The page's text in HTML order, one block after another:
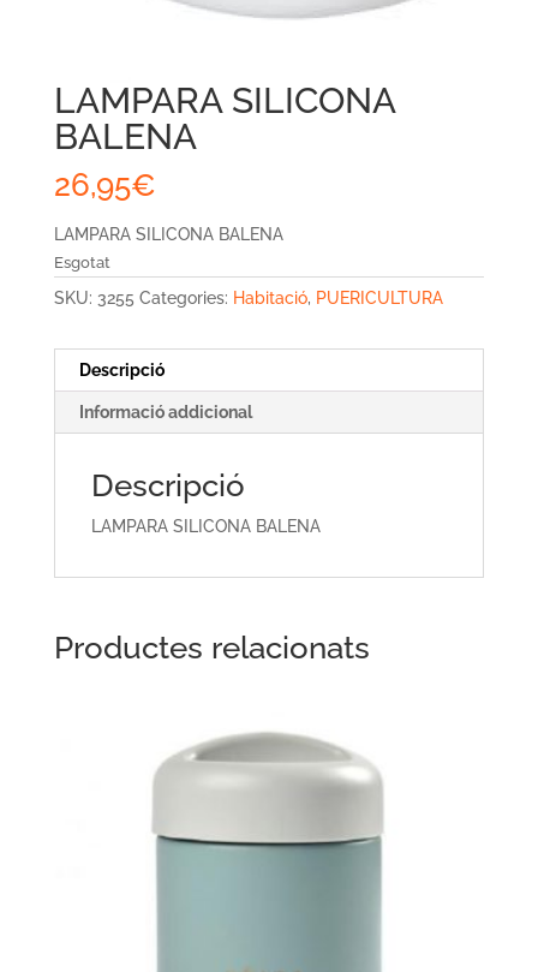
LAMPARA SILICONA
BALENA
26,95€
LAMPARA SILICONA BALENA
Esgotat
SKU: 3255 Categories: Habitació, PUERICULTURA
Descripció
Informació addicional
Descripció
LAMPARA SILICONA BALENA
Productes relacionats